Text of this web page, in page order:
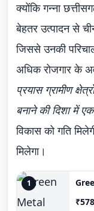
क्योंकि गन्ना
बेहतर उत्पादन से
जिससे उनकी
अधिक रोजगार के
प्रयास ग्रामीण
बनाने की दिशा में
विकास को गति
मिलेगा।
1